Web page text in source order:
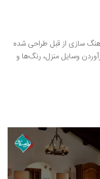
سازی از قبل طراحی شده
وسایل منزل، رنگ‌ها و